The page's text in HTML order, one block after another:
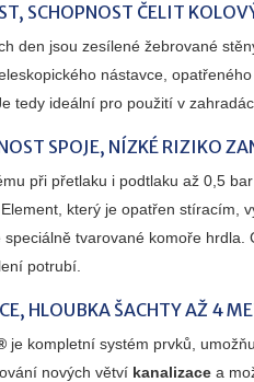
SCHOPNOST ČELIT
den jsou zesílené žebrované
nástavce,
tedy ideální pro použití v
SPOJE, NÍZKÉ RIZIKO
při přetlaku i podtlaku až 0,5
který je opatřen stíracím,
speciálně tvarované komoře
potrubí.
HLOUBKA ŠACHTY AŽ 4
je kompletní systém prvků,
nových větví kanalizace a